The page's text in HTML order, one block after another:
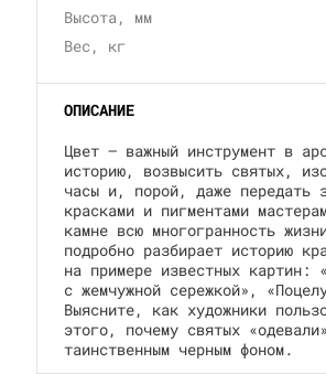
Высота, мм
Вес, кг
ОПИСАНИЕ
Цвет — важный инструмент в
историю, возвысить святых,
часы и, порой, даже передать
красками и пигментами
камне всю многогранность
подробно разбирает историю
на примере известных картин:
с жемчужной сережкой»,
Выясните, как художники
этого, почему святых
таинственным черным фоном.